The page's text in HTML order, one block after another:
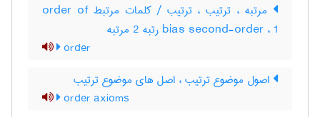
مرتبه ، ترتیب ، ترتیب / کلمات مرتبط order of
bias second-order ، 1 رتبه 2 مرتبه
order
اصول موضوع ترتیب ، اصل های موضوع ترتیب
order axioms